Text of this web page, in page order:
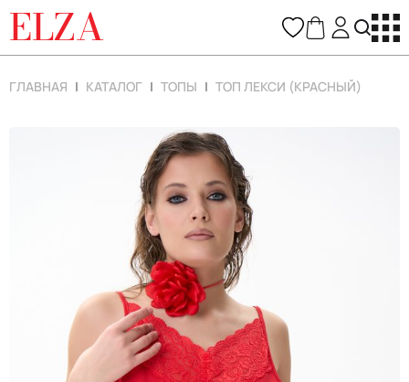
ELZA
ГЛАВНАЯ КАТАЛОГ ТОПЫ ТОП ЛЕКСИ (КРАСНЫЙ)